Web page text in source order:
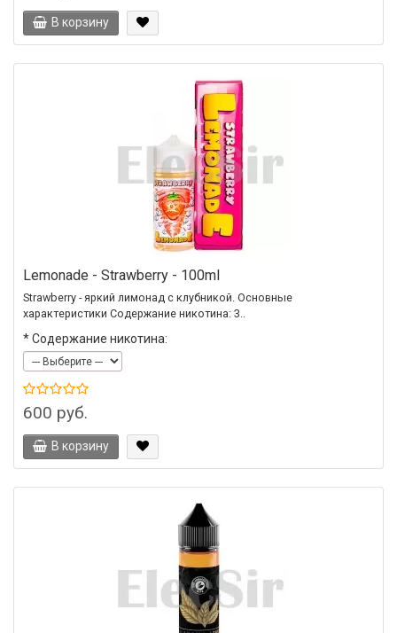
В корзину
Lemonade - Strawberry - 100ml
Strawberry - яркий лимонад с клубникой. Основные
характеристики Содержание никотина: 3..
*Содержание никотина:
600 руб.
В корзину